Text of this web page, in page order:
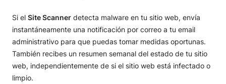
Si el Site Scanner detecta malware en tu sitio web, envía
instantáneamente una notificación por correo a tu email
administrativo para que puedas tomar medidas oportunas.
También recibes un resumen semanal del estado de tu sitio
web, independientemente de si el sitio web está infectado o
limpio.